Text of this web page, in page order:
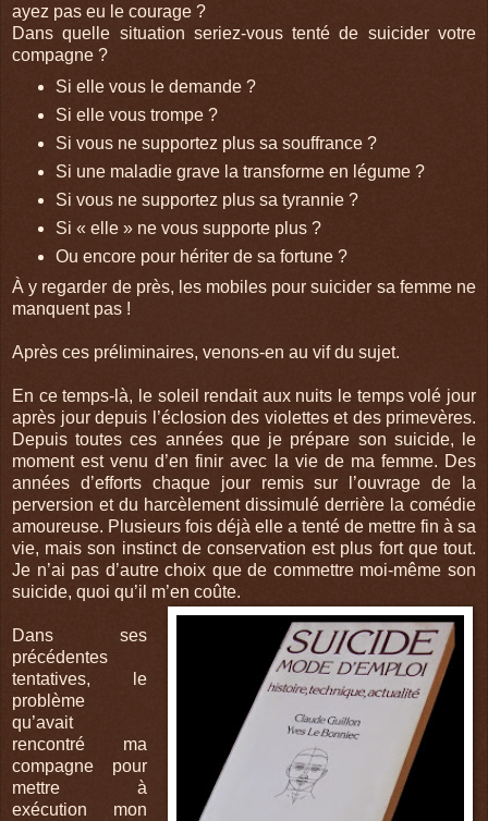
ayez pas eu le courage ?
Dans quelle situation seriez-vous tenté de suicider votre
compagne ?
Si elle vous le demande ?
Si elle vous trompe ?
Si vous ne supportez plus sa souffrance ?
Si une maladie grave la transforme en légume ?
Si vous ne supportez plus sa tyrannie ?
Si « elle » ne vous supporte plus ?
Ou encore pour hériter de sa fortune ?
À y regarder de près, les mobiles pour suicider sa femme ne
manquent pas !
Après ces préliminaires, venons-en au vif du sujet.
En ce temps-là, le soleil rendait aux nuits le temps volé jour
après jour depuis l’éclosion des violettes et des primevères.
Depuis toutes ces années que je prépare son suicide, le
moment est venu d’en finir avec la vie de ma femme. Des
années d’efforts chaque jour remis sur l’ouvrage de la
perversion et du harcèlement dissimulé derrière la comédie
amoureuse. Plusieurs fois déjà elle a tenté de mettre fin à sa
vie, mais son instinct de conservation est plus fort que tout.
Je n’ai pas d’autre choix que de commettre moi-même son
suicide, quoi qu’il m’en coûte.
Dans ses
précédentes
tentatives, le
problème
qu’avait
rencontré ma
compagne pour
mettre à
exécution mon